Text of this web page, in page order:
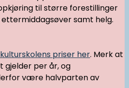
til større forestillinger
samt helg.
priser her. Merk at
gjelder per år, og
være halvparten av